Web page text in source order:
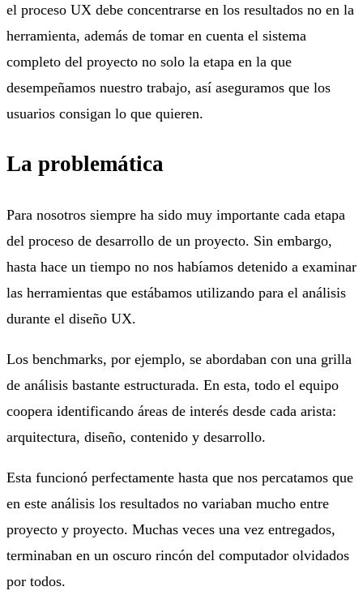
el proceso UX debe concentrarse en los resultados no en la
herramienta, además de tomar en cuenta el sistema
completo del proyecto no solo la etapa en la que
desempeñamos nuestro trabajo, así aseguramos que los
usuarios consigan lo que quieren.
La problemática
Para nosotros siempre ha sido muy importante cada etapa
del proceso de desarrollo de un proyecto. Sin embargo,
hasta hace un tiempo no nos habíamos detenido a examinar
las herramientas que estábamos utilizando para el análisis
durante el diseño UX.
Los benchmarks, por ejemplo, se abordaban con una grilla
de análisis bastante estructurada. En esta, todo el equipo
coopera identificando áreas de interés desde cada arista:
arquitectura, diseño, contenido y desarrollo.
Esta funcionó perfectamente hasta que nos percatamos que
en este análisis los resultados no variaban mucho entre
proyecto y proyecto. Muchas veces una vez entregados,
terminaban en un oscuro rincón del computador olvidados
por todos.